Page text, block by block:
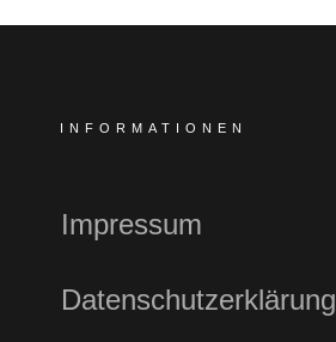
INFORMATIONEN
Impressum
Datenschutzerklärung